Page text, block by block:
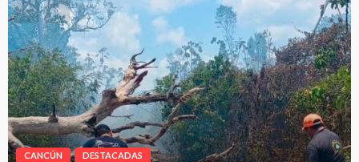
CANCÚN DESTACADAS